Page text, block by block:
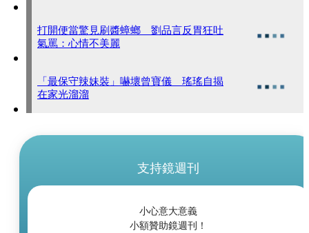
打開便當驚見刷醬蟑螂 劉品言反胃狂吐
氣罵：心情不美麗
「最保守辣妹裝」嚇壞曾寶儀 瑤瑤自揭
在家光溜溜
支持鏡週刊
小心意大意義
小額贊助鏡週刊！